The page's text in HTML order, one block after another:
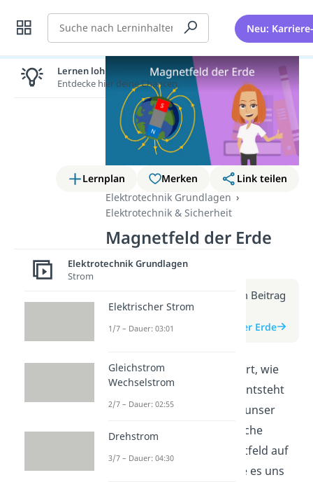
Suche Neu:
Lernplan Merken
Link teilen
Elektrotechnik Grundlagen
Elektrotechnik & Sicherheit
Magnetfeld der Erde
(Video)
Weitere Infos erhältst du im Beitrag
zum Video
zum Beitrag: Magnetfeld der Erde
In diesem Video wird erklärt, wie
das Magnetfeld der Erde entsteht
und warum es wichtig für unser
Leben ist. Du erfährst, welche
Auswirkungen das Magnetfeld auf
unseren Alltag hat und wie es uns
Lernen lohnt sich!
Entdecke hier deine Chancen.
Elektrotechnik Grundlagen
Strom
Elektrischer Strom
1/7 – Dauer: 03:01
Gleichstrom
Wechselstrom
2/7 – Dauer: 02:55
Drehstrom
3/7 – Dauer: 04:30